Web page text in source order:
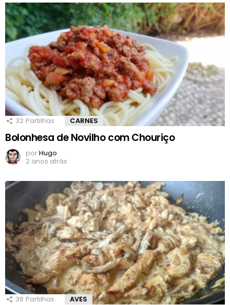
32 Partilhas CARNES
Bolonhesa de Novilho com Chouriço
porHugo
2 anos atrás
38 Partilhas AVES